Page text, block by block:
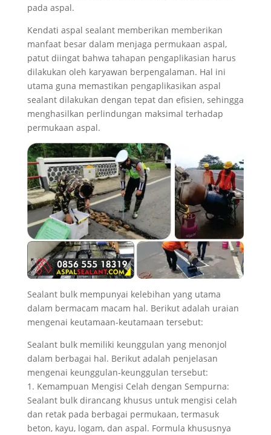
pada aspal.
Kendati aspal sealant memberikan memberikan
manfaat besar dalam menjaga permukaan aspal,
patut diingat bahwa tahapan pengaplikasian harus
dilakukan oleh karyawan berpengalaman. Hal ini
utama guna memastikan pengaplikasikan aspal
sealant dilakukan dengan tepat dan efisien, sehingga
menghasilkan perlindungan maksimal terhadap
permukaan aspal.
Sealant bulk mempunyai kelebihan yang utama
dalam bermacam macam hal. Berikut adalah uraian
mengenai keutamaan-keutamaan tersebut:
Sealant bulk memiliki keunggulan yang menonjol
dalam berbagai hal. Berikut adalah penjelasan
mengenai keunggulan-keunggulan tersebut:
1. Kemampuan Mengisi Celah dengan Sempurna:
Sealant bulk dirancang khusus untuk mengisi celah
dan retak pada berbagai permukaan, termasuk
beton, kayu, logam, dan aspal. Formula khususnya